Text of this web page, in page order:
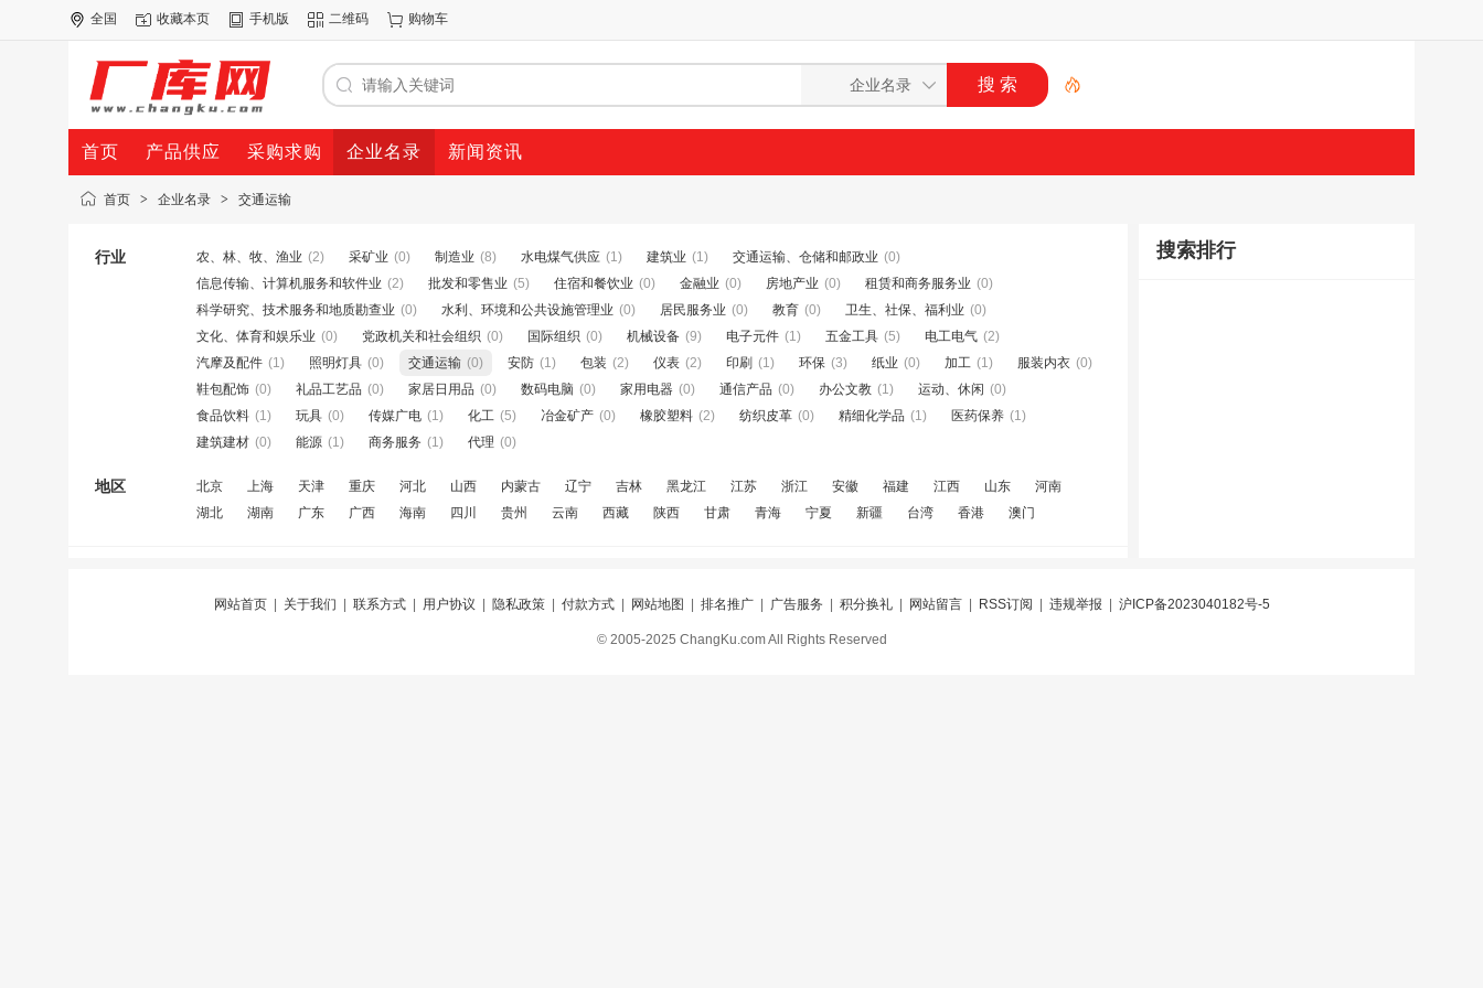
全国 收藏本页 手机版 二维码 购物车
首页 产品供应 采购求购 企业名录 新闻资讯
首页 > 企业名录 > 交通运输
行业 农、林、牧、渔业 (2) 采矿业 (0) 制造业 (8) 水电煤气供应 (1) 建筑业 (1) 交通运输、仓储和邮政业 (0)
信息传输、计算机服务和软件业 (2) 批发和零售业 (5) 住宿和餐饮业 (0) 金融业 (0) 房地产业 (0) 租赁和商务服务业 (0)
科学研究、技术服务和地质勘查业 (0) 水利、环境和公共设施管理业 (0) 居民服务业 (0) 教育 (0) 卫生、社保、福利业 (0)
文化、体育和娱乐业 (0) 党政机关和社会组织 (0) 国际组织 (0) 机械设备 (9) 电子元件 (1) 五金工具 (5) 电工电气 (2)
汽摩及配件 (1) 照明灯具 (0) 交通运输 (0) 安防 (1) 包装 (2) 仪表 (2) 印刷 (1) 环保 (3) 纸业 (0) 加工 (1) 服装内衣 (0)
鞋包配饰 (0) 礼品工艺品 (0) 家居日用品 (0) 数码电脑 (0) 家用电器 (0) 通信产品 (0) 办公文教 (1) 运动、休闲 (0)
食品饮料 (1) 玩具 (0) 传媒广电 (1) 化工 (5) 冶金矿产 (0) 橡胶塑料 (2) 纺织皮革 (0) 精细化学品 (1) 医药保养 (1)
建筑建材 (0) 能源 (1) 商务服务 (1) 代理 (0)
地区 北京 上海 天津 重庆 河北 山西 内蒙古 辽宁 吉林 黑龙江 江苏 浙江 安徽 福建 江西 山东
河南
湖北
湖南 广东 广西 海南 四川 贵州 云南 西藏 陕西 甘肃 青海 宁夏 新疆 台湾 香港 澳门
搜索排行
网站首页| 关于我们 联系方式| 用户协议 隐私政策| 付款方式| 网站地图 排名推广| 广告服务 积分换礼| 网站留言| RSS订阅 违规举报 沪ICP备2023040182号-5
© 2005-2025 ChangKu.com All Rights Reserved